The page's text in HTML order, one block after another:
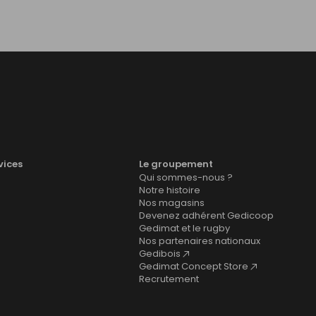
Le groupement
Qui sommes-nous ?
Notre histoire
Nos magasins
Devenez adhérent Gedicoop
Gedimat et le rugby
Nos partenaires nationaux
Gedibois
Gedimat Concept Store
Recrutement